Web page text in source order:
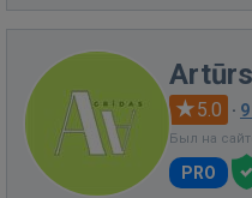
5.0 ·
Был на
PRO